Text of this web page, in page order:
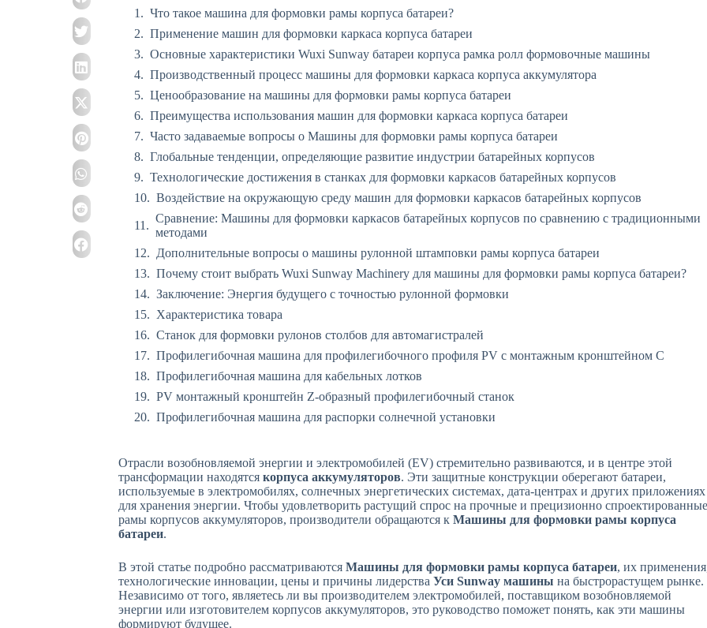
Что такое машина для формовки рамы корпуса батареи?
Применение машин для формовки каркаса корпуса батареи
Основные характеристики Wuxi Sunway батареи корпуса рамка ролл формовочные машины
Производственный процесс машины для формовки каркаса корпуса аккумулятора
Ценообразование на машины для формовки рамы корпуса батареи
Преимущества использования машин для формовки каркаса корпуса батареи
Часто задаваемые вопросы о Машины для формовки рамы корпуса батареи
Глобальные тенденции, определяющие развитие индустрии батарейных корпусов
Технологические достижения в станках для формовки каркасов батарейных корпусов
Воздействие на окружающую среду машин для формовки каркасов батарейных корпусов
Сравнение: Машины для формовки каркасов батарейных корпусов по сравнению с традиционными
методами
Дополнительные вопросы о машины рулонной штамповки рамы корпуса батареи
Почему стоит выбрать Wuxi Sunway Machinery для машины для формовки рамы корпуса батареи?
Заключение: Энергия будущего с точностью рулонной формовки
Характеристика товара
Станок для формовки рулонов столбов для автомагистралей
Профилегибочная машина для профилегибочного профиля PV с монтажным кронштейном C
Профилегибочная машина для кабельных лотков
PV монтажный кронштейн Z-образный профилегибочный станок
Профилегибочная машина для распорки солнечной установки
Отрасли возобновляемой энергии и электромобилей (EV) стремительно развиваются, и в центре этой
трансформации находятся корпуса аккумуляторов. Эти защитные конструкции оберегают батареи,
используемые в электромобилях, солнечных энергетических системах, дата-центрах и других приложениях
для хранения энергии. Чтобы удовлетворить растущий спрос на прочные и прецизионно спроектированные
рамы корпусов аккумуляторов, производители обращаются к Машины для формовки рамы корпуса
батареи.
В этой статье подробно рассматриваются Машины для формовки рамы корпуса батареи, их
технологические инновации, цены и причины лидерства Уси Sunway машины на быстрорастущем рынке.
Независимо от того, являетесь ли вы производителем электромобилей, поставщиком возобновляемой
энергии или изготовителем корпусов аккумуляторов, это руководство поможет понять, как эти машины
формируют будущее.